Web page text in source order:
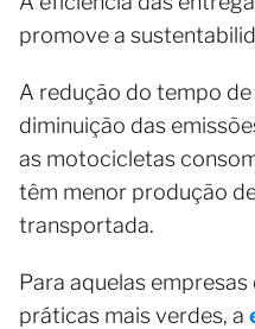
promove a
A redução do tempo
diminuição das
as motocicletas
têm menor produção
transportada.
Para aquelas
práticas mais verdes, a